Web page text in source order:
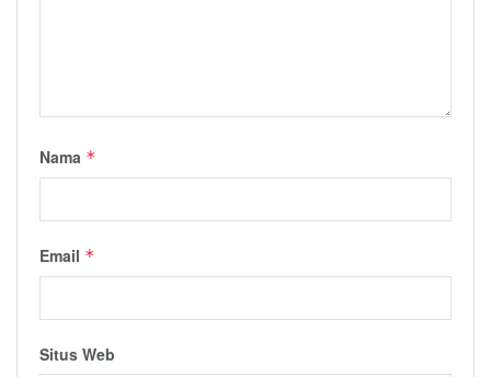
Nama *
Email *
Situs Web